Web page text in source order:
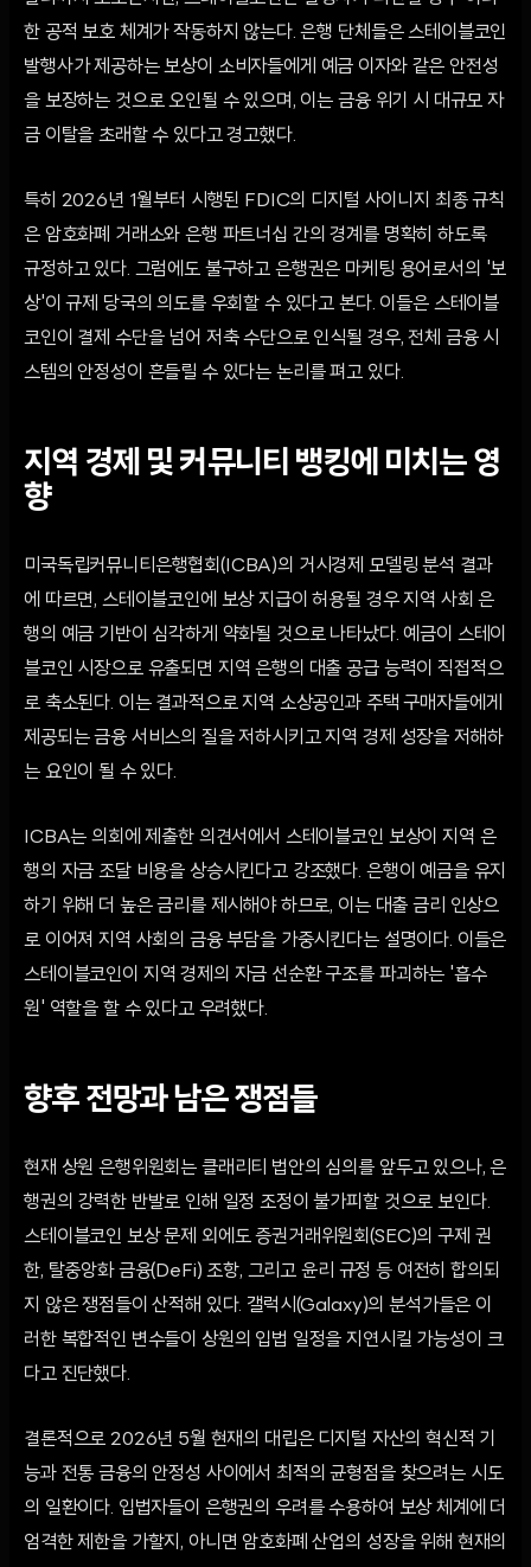
한 공적 보호 체계가 작동하지 않는다. 은행 단체들은 스테이블코인
발행사가 제공하는 보상이 소비자들에게 예금 이자와 같은 안전성
을 보장하는 것으로 오인될 수 있으며, 이는 금융 위기 시 대규모 자
금 이탈을 초래할 수 있다고 경고했다.
특히 2026년 1월부터 시행된 FDIC의 디지털 사이니지 최종 규칙
은 암호화폐 거래소와 은행 파트너십 간의 경계를 명확히 하도록
규정하고 있다. 그럼에도 불구하고 은행권은 마케팅 용어로서의 '보
상'이 규제 당국의 의도를 우회할 수 있다고 본다. 이들은 스테이블
코인이 결제 수단을 넘어 저축 수단으로 인식될 경우, 전체 금융 시
스템의 안정성이 흔들릴 수 있다는 논리를 펴고 있다.
지역 경제 및 커뮤니티 뱅킹에 미치는 영
향
미국독립커뮤니티은행협회(ICBA)의 거시경제 모델링 분석 결과
에 따르면, 스테이블코인에 보상 지급이 허용될 경우 지역 사회 은
행의 예금 기반이 심각하게 약화될 것으로 나타났다. 예금이 스테이
블코인 시장으로 유출되면 지역 은행의 대출 공급 능력이 직접적으
로 축소된다. 이는 결과적으로 지역 소상공인과 주택 구매자들에게
제공되는 금융 서비스의 질을 저하시키고 지역 경제 성장을 저해하
는 요인이 될 수 있다.
ICBA는 의회에 제출한 의견서에서 스테이블코인 보상이 지역 은
행의 자금 조달 비용을 상승시킨다고 강조했다. 은행이 예금을 유지
하기 위해 더 높은 금리를 제시해야 하므로, 이는 대출 금리 인상으
로 이어져 지역 사회의 금융 부담을 가중시킨다는 설명이다. 이들은
스테이블코인이 지역 경제의 자금 선순환 구조를 파괴하는 '흡수
원' 역할을 할 수 있다고 우려했다.
향후 전망과 남은 쟁점들
현재 상원 은행위원회는 클래리티 법안의 심의를 앞두고 있으나, 은
행권의 강력한 반발로 인해 일정 조정이 불가피할 것으로 보인다.
스테이블코인 보상 문제 외에도 증권거래위원회(SEC)의 구제 권
한, 탈중앙화 금융(DeFi) 조항, 그리고 윤리 규정 등 여전히 합의되
지 않은 쟁점들이 산적해 있다. 갤럭시(Galaxy)의 분석가들은 이
러한 복합적인 변수들이 상원의 입법 일정을 지연시킬 가능성이 크
다고 진단했다.
결론적으로 2026년 5월 현재의 대립은 디지털 자산의 혁신적 기
능과 전통 금융의 안정성 사이에서 최적의 균형점을 찾으려는 시도
의 일환이다. 입법자들이 은행권의 우려를 수용하여 보상 체계에 더
엄격한 제한을 가할지, 아니면 암호화폐 산업의 성장을 위해 현재의